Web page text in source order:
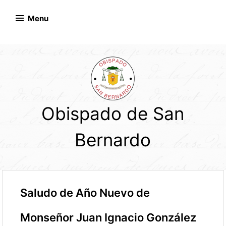
Menu
Obispado de San
Bernardo
Saludo de Año Nuevo de
Monseñor Juan Ignacio González